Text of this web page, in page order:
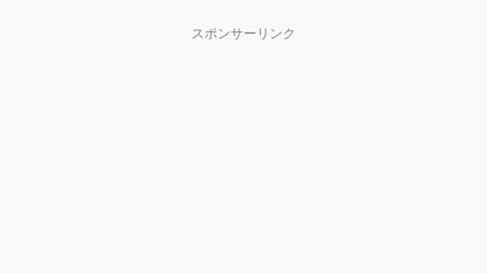
スポンサーリンク